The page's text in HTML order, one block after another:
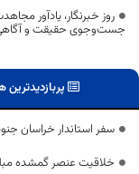
روز خبرنگار، یادآور
جست‌وجوی حقیقت و
پربازدیدترین
سفر استاندار خراسان
خلاقیت عنصر گمشده